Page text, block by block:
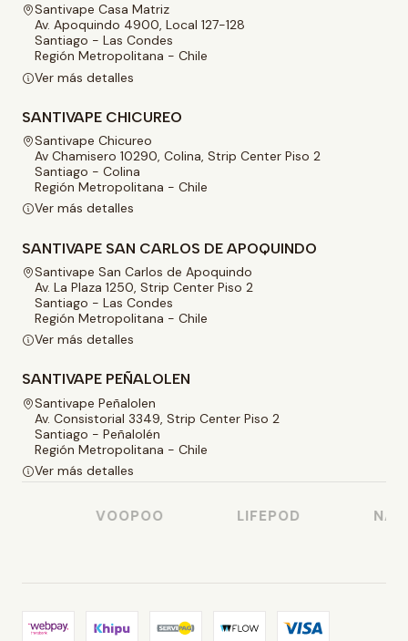
Santivape Casa Matriz
Av. Apoquindo 4900, Local 127-128
Santiago - Las Condes
Región Metropolitana - Chile
Ver más detalles
SANTIVAPE CHICUREO
Santivape Chicureo
Av Chamisero 10290, Colina, Strip Center Piso 2
Santiago - Colina
Región Metropolitana - Chile
Ver más detalles
SANTIVAPE SAN CARLOS DE APOQUINDO
Santivape San Carlos de Apoquindo
Av. La Plaza 1250, Strip Center Piso 2
Santiago - Las Condes
Región Metropolitana - Chile
Ver más detalles
SANTIVAPE PEÑALOLEN
Santivape Peñalolen
Av. Consistorial 3349, Strip Center Piso 2
Santiago - Peñalolén
Región Metropolitana - Chile
Ver más detalles
VOOPOO LIFEPOD